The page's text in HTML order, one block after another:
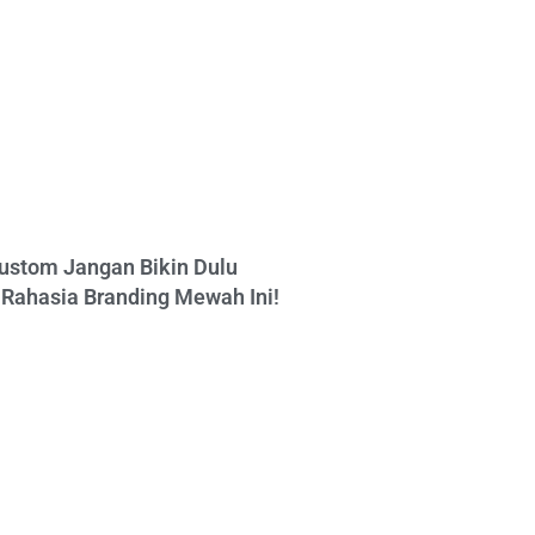
Jangan Bikin Dulu
Branding Mewah Ini!